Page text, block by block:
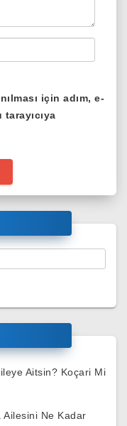
için adım, e-
Aitsin? Koçari Mi
Ailesini Ne Kadar